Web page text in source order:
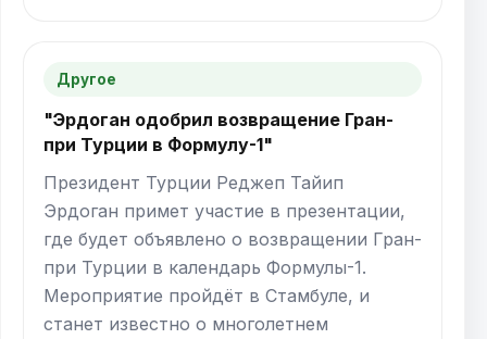
Другое
"Эрдоган одобрил возвращение Гран-
при Турции в Формулу-1"
Президент Турции Реджеп Тайип
Эрдоган примет участие в презентации,
где будет объявлено о возвращении Гран-
при Турции в календарь Формулы-1.
Мероприятие пройдёт в Стамбуле, и
станет известно о многолетнем